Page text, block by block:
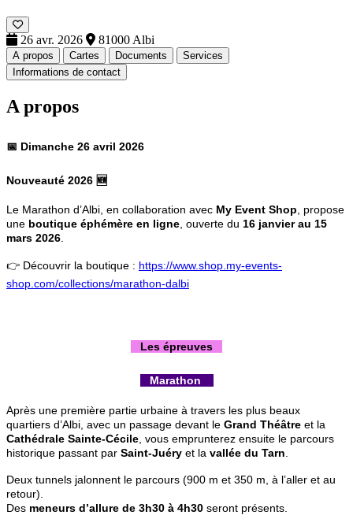
26 avr. 2026 81000 Albi
A propos Cartes Documents
Services
Informations de contact
A propos
📅 Dimanche 26 avril 2026
Nouveauté 2026 🆕
Le Marathon d’Albi, en collaboration avec My Event Shop, propose
une boutique éphémère en ligne, ouverte du 16 janvier au 15
mars 2026.
👉 Découvrir la boutique : https://www.shop.my-events-
shop.com/collections/marathon-dalbi
Les épreuves
Marathon
Après une première partie urbaine à travers les plus beaux
quartiers d’Albi, avec un passage devant le Grand Théâtre et la
Cathédrale Sainte-Cécile , vous emprunterez ensuite le parcours
historique passant par Saint-Juéry et la vallée du Tarn
Deux tunnels jalonnent le parcours (900 m et 350 m, à l’aller et au
retour).
Des meneurs d’allure de 3h30 à 4h30 seront présents.